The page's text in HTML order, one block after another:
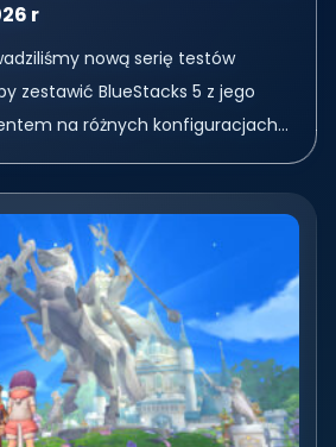
r
nową serię testów
zestawić BlueStacks 5 z jego
na różnych konfiguracjach
setupów z
laptopy z procesorami...